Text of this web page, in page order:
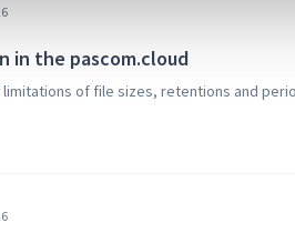
in the pascom.cloud
of file sizes, retentions and